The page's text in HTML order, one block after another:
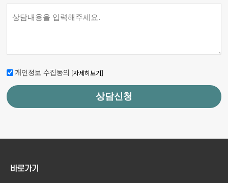
개인정보 수집동의 [자세히보기]
상담신청
바로가기